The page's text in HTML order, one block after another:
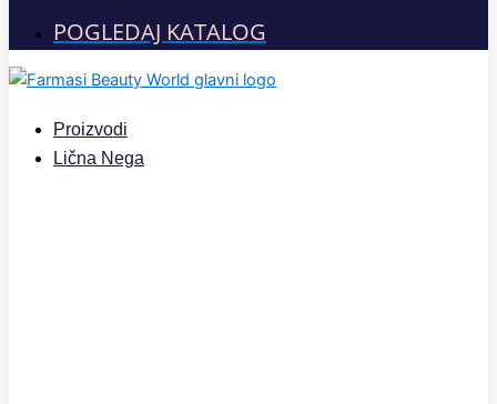
POGLEDAJ KATALOG
Proizvodi
Lična Nega